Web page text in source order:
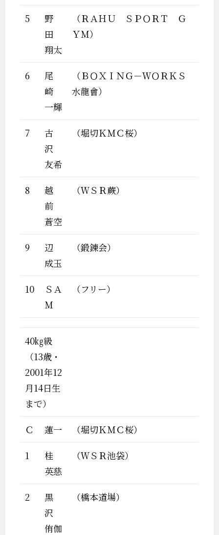
5
野
田
翔太
（ＲＡＨＵ ＳＰＯＲＴ Ｇ
ＹＭ）
6
尾
崎
一輝
（ＢＯＸＩＮＧ－ＷＯＲＫＳ
水龍會）
7
古
沢
友希
（堀切ＫＭＣ桜）
8
越
前
蒼空
（ＷＳＲ蕨）
9
辺
成玉
（鍛錬会）
10
ＳＡ
Ｍ
（フリー）
40㎏級
（13歳・
2001年12
月14日生
まで）
Ｃ 蓮一 （堀切ＫＭＣ桜）
1
桂
英慈
（ＷＳＲ池袋）
2
黒
沢
侑伽
（橋本道場）